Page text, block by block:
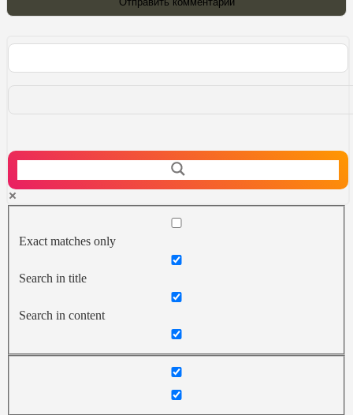
Exact matches only
Search in title
Search in content